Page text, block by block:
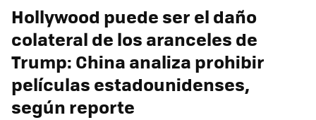
Hollywood puede ser el daño
colateral de los aranceles de
Trump: China analiza prohibir
películas estadounidenses,
según reporte